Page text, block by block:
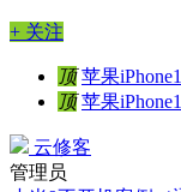
+ 关注
顶 苹果
顶 苹果
云修客
管理员